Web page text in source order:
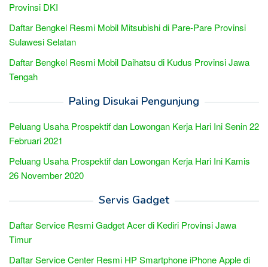
Provinsi DKI
Daftar Bengkel Resmi Mobil Mitsubishi di Pare-Pare Provinsi
Sulawesi Selatan
Daftar Bengkel Resmi Mobil Daihatsu di Kudus Provinsi Jawa
Tengah
Paling Disukai Pengunjung
Peluang Usaha Prospektif dan Lowongan Kerja Hari Ini Senin 22
Februari 2021
Peluang Usaha Prospektif dan Lowongan Kerja Hari Ini Kamis
26 November 2020
Servis Gadget
Daftar Service Resmi Gadget Acer di Kediri Provinsi Jawa
Timur
Daftar Service Center Resmi HP Smartphone iPhone Apple di